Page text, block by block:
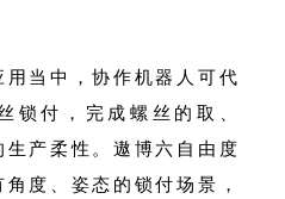
当中，协作机器人可代
锁付，完成螺丝的取、
产柔性。遨博六自由度
度、姿态的锁付场景，